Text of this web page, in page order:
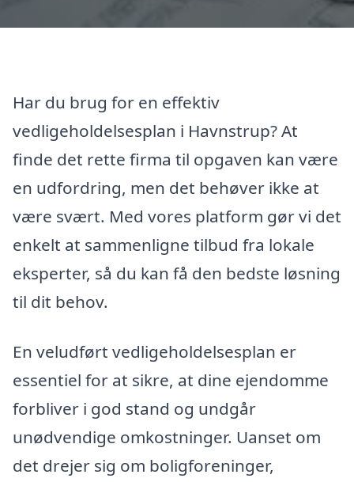
Har du brug for en effektiv
vedligeholdelsesplan i Havnstrup? At
finde det rette firma til opgaven kan være
en udfordring, men det behøver ikke at
være svært. Med vores platform gør vi det
enkelt at sammenligne tilbud fra lokale
eksperter, så du kan få den bedste løsning
til dit behov.
En veludført vedligeholdelsesplan er
essentiel for at sikre, at dine ejendomme
forbliver i god stand og undgår
unødvendige omkostninger. Uanset om
det drejer sig om boligforeninger,